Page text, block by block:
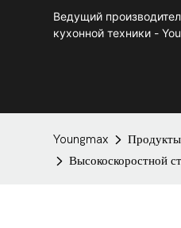
Ведущий
кухонной техники -
Youngmax Продукты
Высокоскоростной